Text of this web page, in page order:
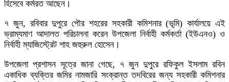
হিসেবে কর্মরত আছেন।
৭ জুন, রবিবার দুপুরে পৌর শহরের সহকারী কমিশনার (ভূমি) কার্যালয়ে এই
ভ্রাম্যমাণ আদালত পরিচালনা করেন উপজেলা নির্বাহী কর্মকর্তা (ইউএনও) ও
নির্বাহী ম্যাজিস্ট্রেট শাহ জহুরুল হোসেন।
​​উপজেলা প্রশাসন সূত্রে জানা গেছে, ৭ জুন দুপুরে রফিকুল ইসলাম রবিন
একাধিক ব্যক্তির জমির নামজারি সংক্রান্ত তদবিরের জন্য সহকারী কমিশনার